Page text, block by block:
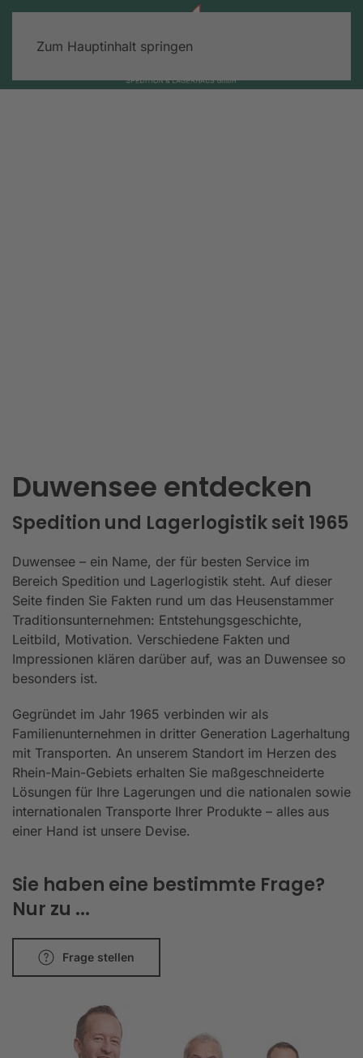
Zum Hauptinhalt springen
Duwensee entdecken
Spedition und Lagerlogistik seit 1965
Duwensee – ein Name, der für besten Service im
Bereich Spedition und Lagerlogistik steht. Auf dieser
Seite finden Sie Fakten rund um das Heusenstammer
Traditionsunternehmen: Entstehungsgeschichte,
Leitbild, Motivation. Verschiedene Fakten und
Impressionen klären darüber auf, was an Duwensee so
besonders ist.
Gegründet im Jahr 1965 verbinden wir als
Familienunternehmen in dritter Generation Lagerhaltung
mit Transporten. An unserem Standort im Herzen des
Rhein-Main-Gebiets erhalten Sie maßgeschneiderte
Lösungen für Ihre Lagerungen und die nationalen sowie
internationalen Transporte Ihrer Produkte – alles aus
einer Hand ist unsere Devise.
Sie haben eine bestimmte Frage?
Nur zu ...
Frage stellen